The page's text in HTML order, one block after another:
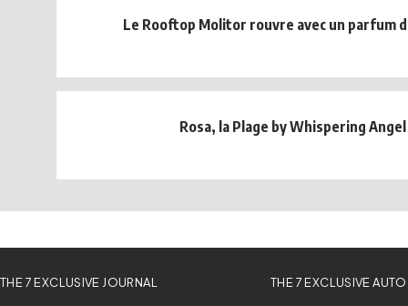
Le Rooftop Molitor rouvre avec un parfum
Rosa, la Plage by Whispering Angel
THE 7 EXCLUSIVE JOURNAL THE 7 EXCLUSIVE AUTO